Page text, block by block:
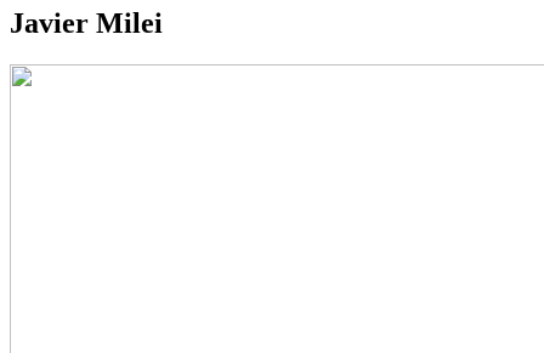
Javier Milei